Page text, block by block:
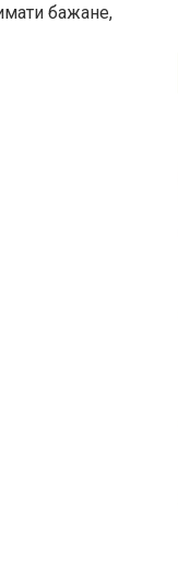
бажане,